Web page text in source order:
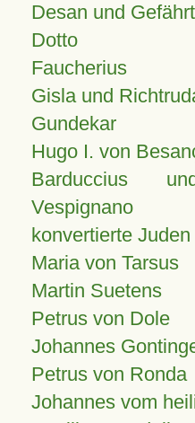
Desan und
Dotto
Faucherius
Gisla und
Gundekar
Hugo I. von
Barduccius
Vespignano
konvertierte
Maria von Tarsus
Martin Suetens
Petrus von Dole
Johannes
Petrus von Ronda
Johannes vom